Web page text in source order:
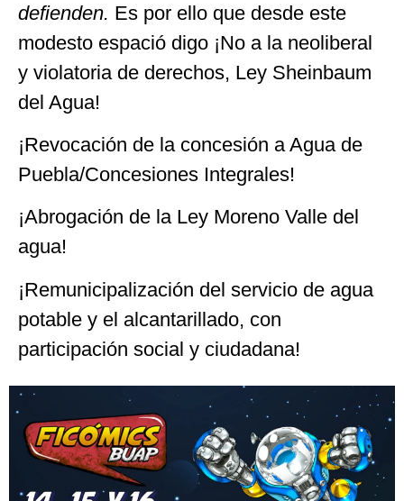
defienden. Es por ello que desde este
modesto espació digo ¡No a la neoliberal
y violatoria de derechos, Ley Sheinbaum
del Agua!
¡Revocación de la concesión a Agua de
Puebla/Concesiones Integrales!
¡Abrogación de la Ley Moreno Valle del
agua!
¡Remunicipalización del servicio de agua
potable y el alcantarillado, con
participación social y ciudadana!